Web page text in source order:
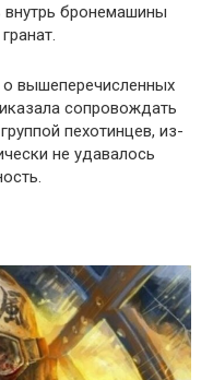
внутрь бронемашины
о вышеперечисленных
сопровождать
пехотинцев, из-
не удавалось